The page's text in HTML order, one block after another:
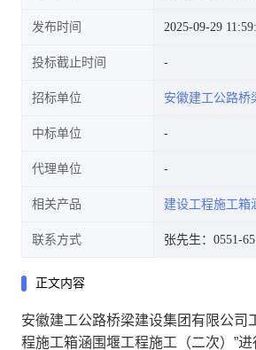
箱涵围堰工程(二次
发布时间 2025-09-29
投标截止时间
招标单位 安徽建工公路桥
中标单位
代理单位
相关产品 建设工程施工箱
联系方式 张先生：0551-
正文内容
安徽建工公路桥梁建设集团有限公司
程施工箱涵围堰工程施工（二次） ”进